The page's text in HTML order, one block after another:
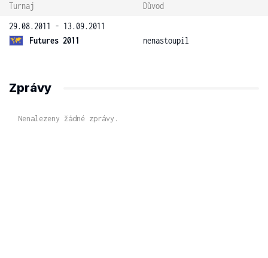
Turnaj
Důvod
29.08.2011 - 13.09.2011
Futures 2011
nenastoupil
Zprávy
Nenalezeny žádné zprávy.